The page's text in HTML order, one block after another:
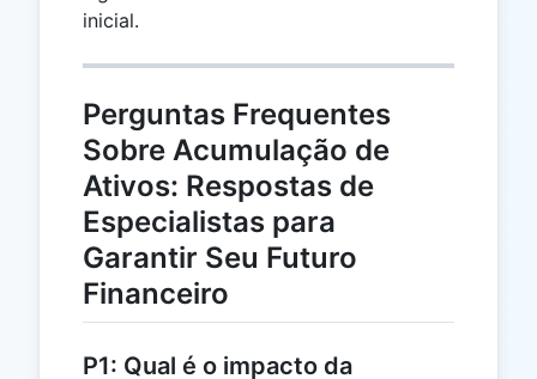
inicial.
Perguntas Frequentes
Sobre Acumulação de
Ativos: Respostas de
Especialistas para
Garantir Seu Futuro
Financeiro
P1: Qual é o impacto da